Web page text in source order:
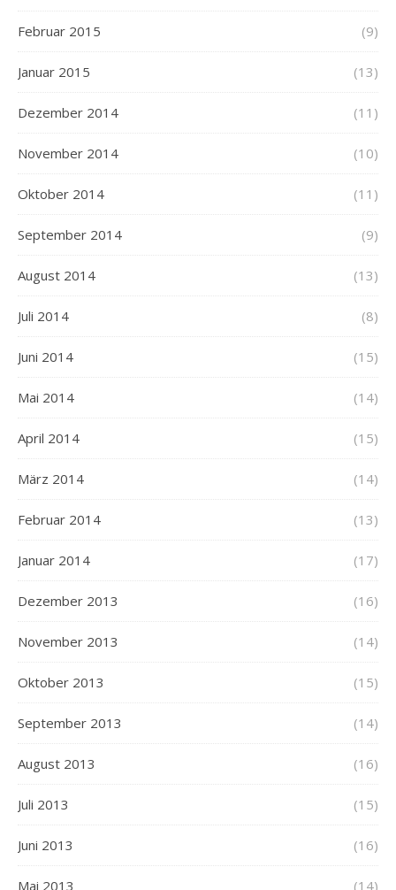
Februar 2015 (9)
Januar 2015 (13)
Dezember 2014 (11)
November 2014 (10)
Oktober 2014 (11)
September 2014 (9)
August 2014 (13)
Juli 2014 (8)
Juni 2014 (15)
Mai 2014 (14)
April 2014 (15)
März 2014 (14)
Februar 2014 (13)
Januar 2014 (17)
Dezember 2013 (16)
November 2013 (14)
Oktober 2013 (15)
September 2013 (14)
August 2013 (16)
Juli 2013 (15)
Juni 2013 (16)
Mai 2013 (14)